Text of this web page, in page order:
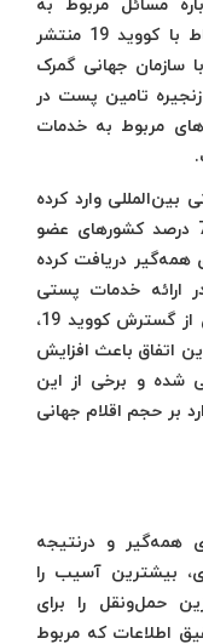
مسائل مربوط به
ظرفیت حمل‌و‌نقل، گزارش‌هایی را در ارتباط با کووید 19 منتشر
سازمان جهانی گمرک
زنجیره تامین پست در
مربوط به خدمات
بین‌المللی وارد کرده
است. اتحادیه جهانی پست، تقریباً از 71 درصد کشورهای عضو
همه‌گیر دریافت کرده
ارائه خدمات پستی
به‌دلیل اقدامات انجام شده برای جلوگیری از گسترش کووید 19،
اتفاق باعث افزایش
شده و برخی از این
بر حجم اقلام جهانی
همه‌گیر و درنتیجه
بیشترین آسیب را
حمل‌و‌نقل را برای
اطلاعات که مربوط